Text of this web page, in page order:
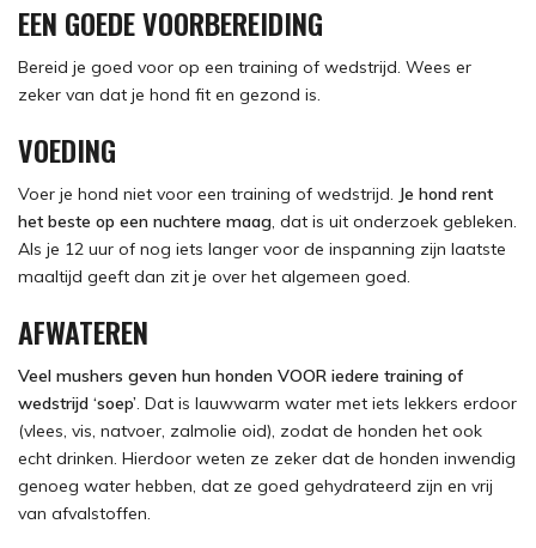
EEN GOEDE VOORBEREIDING
Bereid je goed voor op een training of wedstrijd. Wees er
zeker van dat je hond fit en gezond is.
VOEDING
Voer je hond niet voor een training of wedstrijd. Je hond rent
het beste op een nuchtere maag, dat is uit onderzoek gebleken.
Als je 12 uur of nog iets langer voor de inspanning zijn laatste
maaltijd geeft dan zit je over het algemeen goed.
AFWATEREN
Veel mushers geven hun honden VOOR iedere training of
wedstrijd ‘soep’. Dat is lauwwarm water met iets lekkers erdoor
(vlees, vis, natvoer, zalmolie oid), zodat de honden het ook
echt drinken. Hierdoor weten ze zeker dat de honden inwendig
genoeg water hebben, dat ze goed gehydrateerd zijn en vrij
van afvalstoffen.